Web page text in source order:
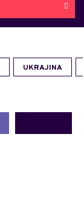
UKRAJINA